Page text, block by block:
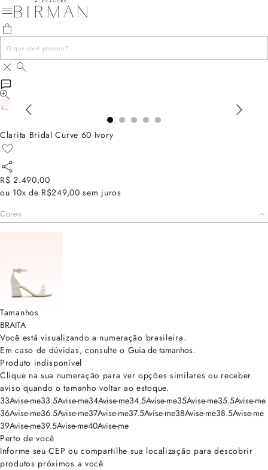
Clarita Bridal Curve 60 Ivory
R$ 2.490,00
ou 10x de R$249,00 sem juros
Cores
Tamanhos
BRAITA
Você está visualizando a numeração brasileira.
Em caso de dúvidas, consulte o Guia de tamanhos.
Produto indisponível
Clique na sua numeração para ver opções similares ou receber
aviso quando o tamanho voltar ao estoque.
33Avise-me33.5Avise-me34Avise-me34.5Avise-me35Avise-me35.5Avise-me
36Avise-me36.5Avise-me37Avise-me37.5Avise-me38Avise-me38.5Avise-me
39Avise-me39.5Avise-me40Avise-me
Perto de você
Informe seu CEP ou compartilhe sua localização para descobrir
produtos próximos a você